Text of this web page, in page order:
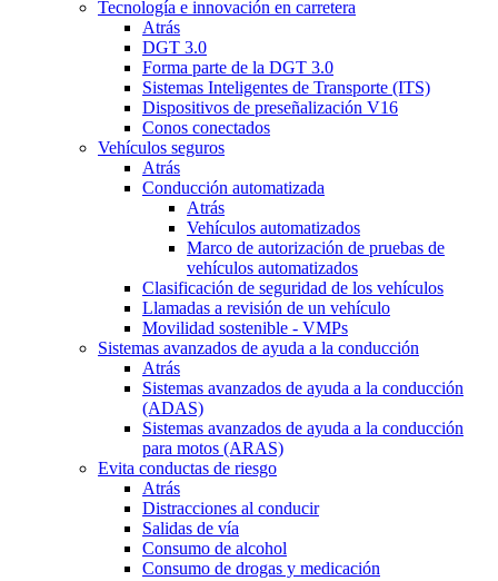
Tecnología e innovación en carretera
Atrás
DGT 3.0
Forma parte de la DGT 3.0
Sistemas Inteligentes de Transporte (ITS)
Dispositivos de preseñalización V16
Conos conectados
Vehículos seguros
Atrás
Conducción automatizada
Atrás
Vehículos automatizados
Marco de autorización de pruebas de
vehículos automatizados
Clasificación de seguridad de los vehículos
Llamadas a revisión de un vehículo
Movilidad sostenible - VMPs
Sistemas avanzados de ayuda a la conducción
Atrás
Sistemas avanzados de ayuda a la conducción
(ADAS)
Sistemas avanzados de ayuda a la conducción
para motos (ARAS)
Evita conductas de riesgo
Atrás
Distracciones al conducir
Salidas de vía
Consumo de alcohol
Consumo de drogas y medicación